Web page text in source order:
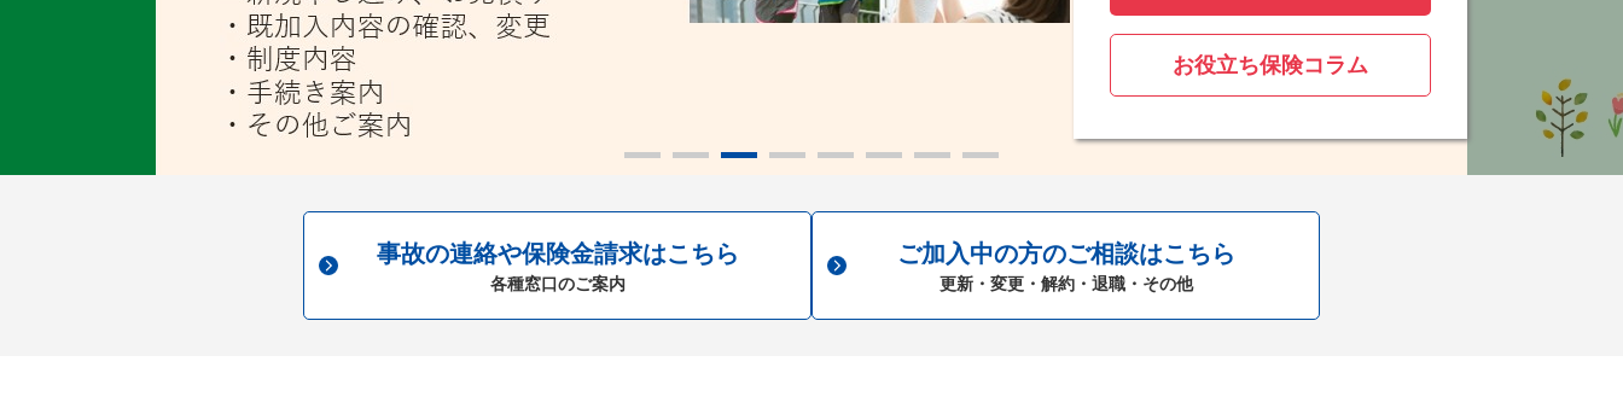
お役立ち保険コラム
事故の連絡や保険金請求はこちら
各種窓口のご案内
ご加入中の方のご相談はこちら
更新・変更・解約・退職・その他